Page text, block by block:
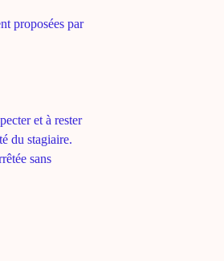
proposées par
et à rester
du stagiaire.
sans